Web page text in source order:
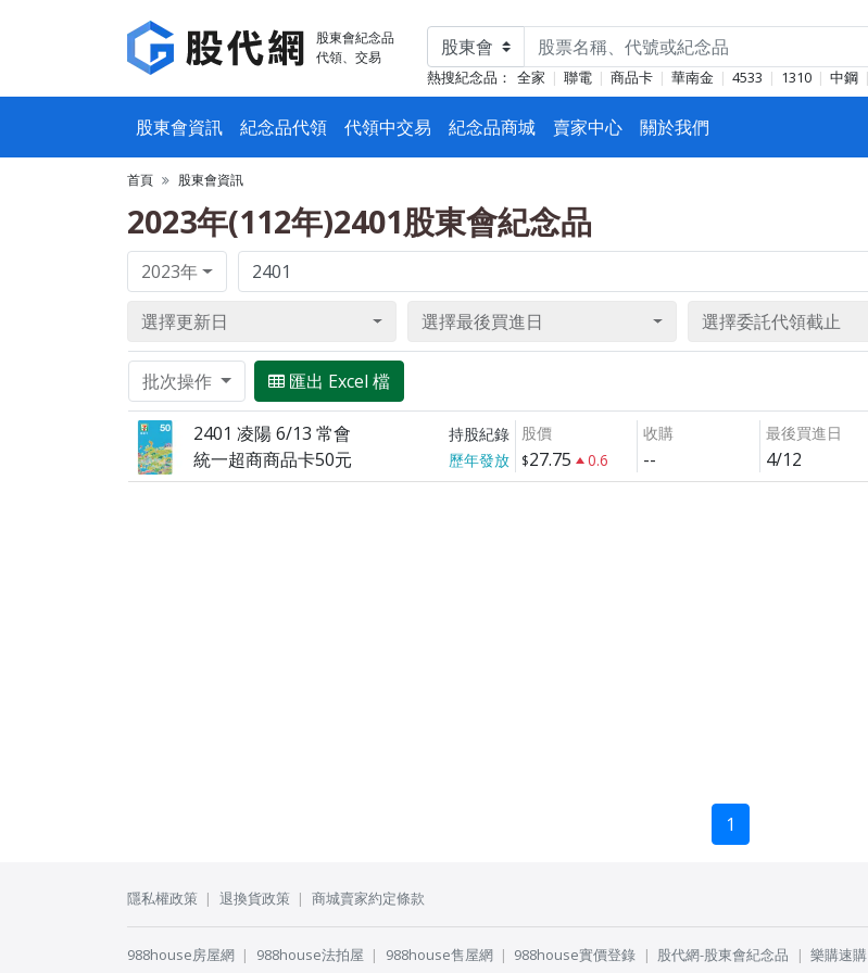
股東會紀念品
代領、交易
熱搜紀念品： 全家 聯電 商品卡 華南金 4533 1310 中鋼
股東會資訊 紀念品代領 代領中交易 紀念品商城 賣家中心 關於我們
首頁 股東會資訊
2023年(112年)2401股東會紀念品
2023年
選擇更新日 選擇最後買進日 選擇委託代領截止
批次操作 匯出 Excel 檔
2401 凌陽 6/13 常會 持股紀錄
統一超商商品卡50元 歷年發放
股價
27.75 0.6
收購
--
最後買進日
4/12
1
隱私權政策 退換貨政策 商城賣家約定條款
988house房屋網 988house法拍屋 988house售屋網 988house實價登錄 股代網-股東會紀念品 樂購速購